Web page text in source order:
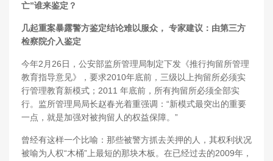
亡”谁来鉴定？
几起重案暴露警方鉴定结论难以服众， 专家建议：由第三方
检察院介入鉴定
今年2月26日，公安部监所管理局制定下发《推行拘留所管理
教育指导意见》，要求2010年底前，三级以上拘留所必须实
行管理教育新模式；2011 年底前，所有拘留所必须全部实
行。监所管理局局长赵春光着重强调：“新模式最突出的重要
一点，就是加强对被拘留人的权益保障。”
曾经有这样一个比喻：那些被警方抓去关押的人，其权利状况
被喻为人权“木桶”上最短的那块木板。在已经过去的2009年，